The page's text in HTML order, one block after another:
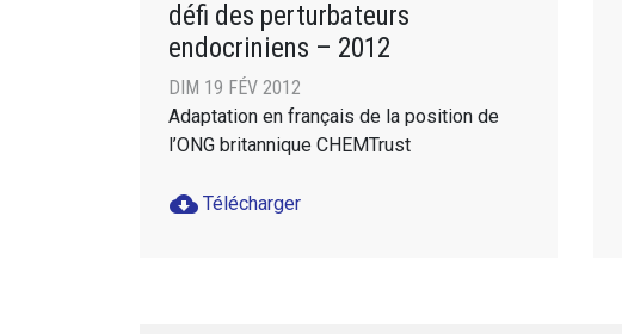
défi des perturbateurs
endocriniens – 2012
DIM 19 FÉV 2012
Adaptation en français de la position de
l’ONG britannique CHEMTrust
cloud_download Télécharger